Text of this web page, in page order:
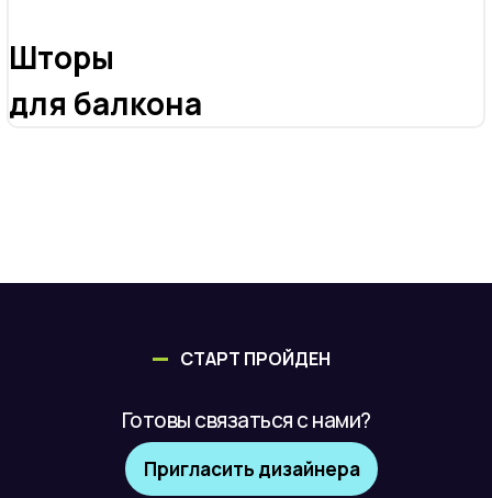
Шторы
для балкона
СТАРТ ПРОЙДЕН
Готовы связаться с нами?
Пригласить дизайнера